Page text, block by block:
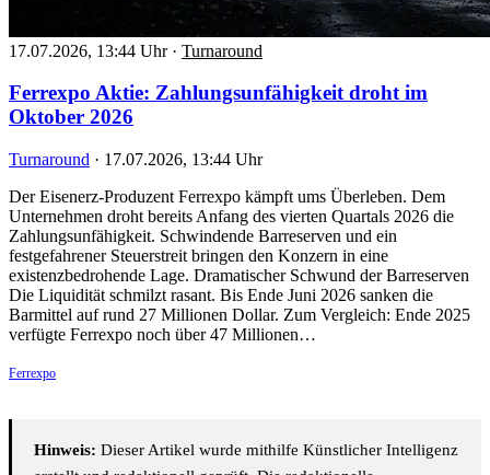
17.07.2026, 13:44 Uhr · Turnaround
Ferrexpo Aktie: Zahlungsunfähigkeit droht im
Oktober 2026
Turnaround · 17.07.2026, 13:44 Uhr
Der Eisenerz-Produzent Ferrexpo kämpft ums Überleben. Dem
Unternehmen droht bereits Anfang des vierten Quartals 2026 die
Zahlungsunfähigkeit. Schwindende Barreserven und ein
festgefahrener Steuerstreit bringen den Konzern in eine
existenzbedrohende Lage. Dramatischer Schwund der Barreserven
Die Liquidität schmilzt rasant. Bis Ende Juni 2026 sanken die
Barmittel auf rund 27 Millionen Dollar. Zum Vergleich: Ende 2025
verfügte Ferrexpo noch über 47 Millionen…
Ferrexpo
Hinweis: Dieser Artikel wurde mithilfe Künstlicher Intelligenz